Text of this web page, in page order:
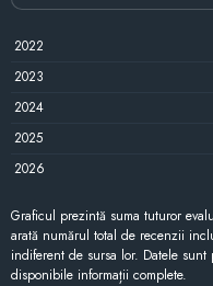
2022
2023
2024
2025
2026
Graficul prezintă suma tuturor
arată numărul total de recenzii
indiferent de sursa lor. Datele
disponibile informații complete.